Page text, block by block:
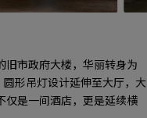
市政府大楼，华丽转身为
形吊灯设计延伸至大厅，大
仅是一间酒店，更是延续横